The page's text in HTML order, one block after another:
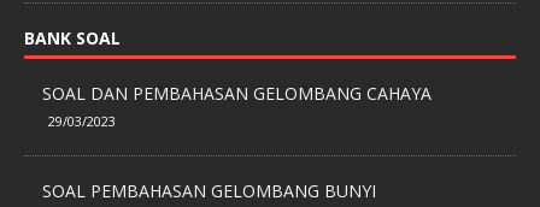
BANK SOAL
SOAL DAN PEMBAHASAN GELOMBANG CAHAYA
29/03/2023
SOAL PEMBAHASAN GELOMBANG BUNYI